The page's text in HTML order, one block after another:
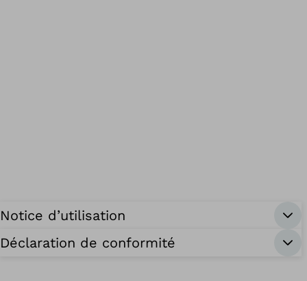
Notice d’utilisation
Déclaration de conformité